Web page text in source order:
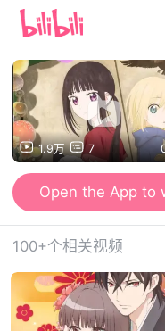
1.9万 7
Open the App to
100+个相关视频